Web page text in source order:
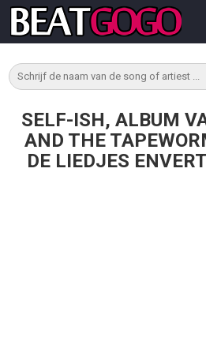
SELF-ISH, ALBUM
AND THE
DE LIEDJES